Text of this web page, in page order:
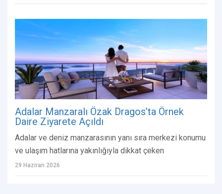
Adalar Manzaralı Özak Dragos’ta Örnek
Daire Ziyarete Açıldı
Adalar ve deniz manzarasının yanı sıra merkezi konumu
ve ulaşım hatlarına yakınlığıyla dikkat çeken
29 Haziran 2026